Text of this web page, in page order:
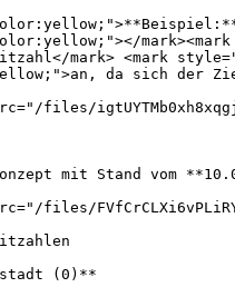
mark> <mark
da sich der
files/
mit Stand vom
files/
(0)**